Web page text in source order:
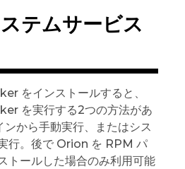
テムサービス
をインストールすると、
を実行する2つの方法があ
ンから手動実行、またはシス
行。後で Orion を RPM パ
トールした場合のみ利用可能